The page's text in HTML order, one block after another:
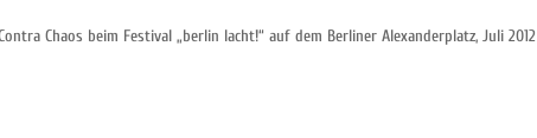
Chaos beim Festival „berlin lacht!“ auf dem Berliner Alexanderplatz, Juli 2012